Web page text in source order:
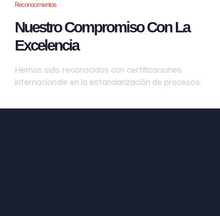
Reconocimientos
Nuestro Compromiso Con La
Excelencia
Hemos sido reconocidos con certificaciones
internacionale en la estandarización de procesos: